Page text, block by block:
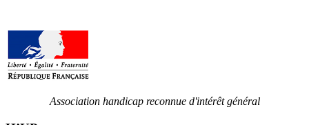
Association handicap reconnue d'intérêt général